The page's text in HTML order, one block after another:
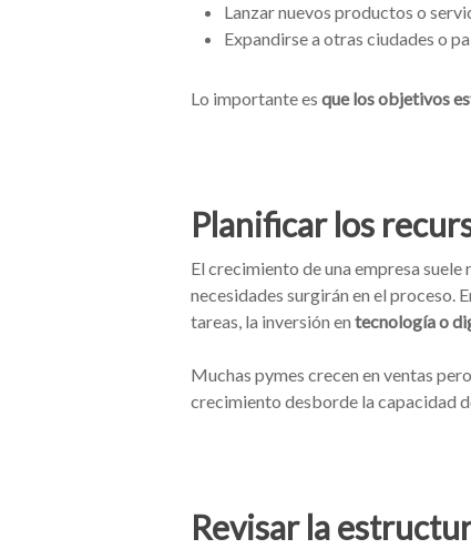
Lanzar nuevos productos o
Expandirse a otras ciudades o
Lo importante es que los objetivos
Planificar los
El crecimiento de una empresa suele
necesidades surgirán en el proceso.
tareas, la inversión en tecnología o
Muchas pymes crecen en ventas
crecimiento desborde la capacidad
Revisar la